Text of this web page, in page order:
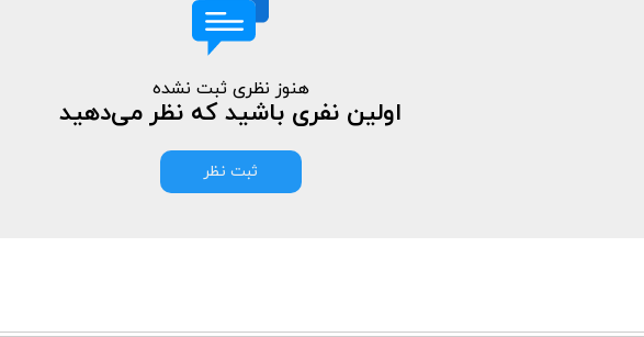
هنوز نظری ثبت نشده
اولین نفری باشید که نظر می‌دهید
ثبت نظر